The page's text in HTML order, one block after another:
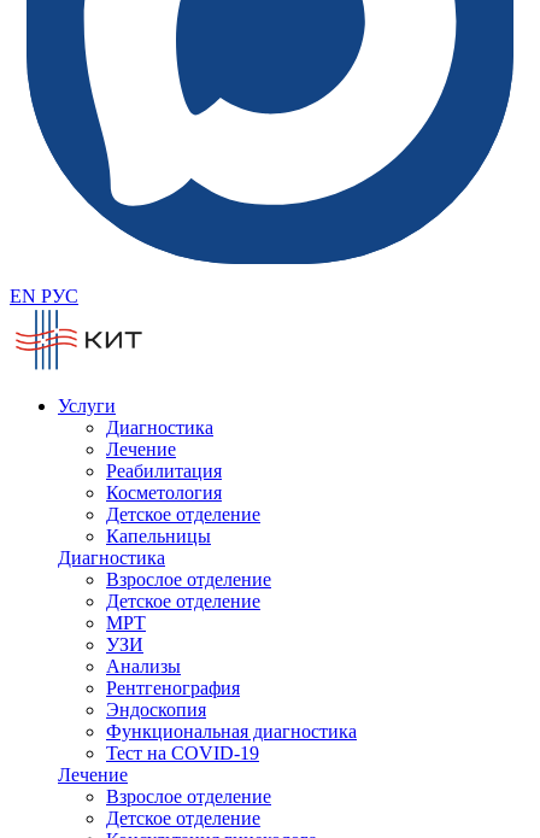
EN РУС
Услуги
Диагностика
Лечение
Реабилитация
Косметология
Детское отделение
Капельницы
Диагностика
Взрослое отделение
Детское отделение
МРТ
УЗИ
Анализы
Рентгенография
Эндоскопия
Функциональная диагностика
Тест на COVID-19
Лечение
Взрослое отделение
Детское отделение